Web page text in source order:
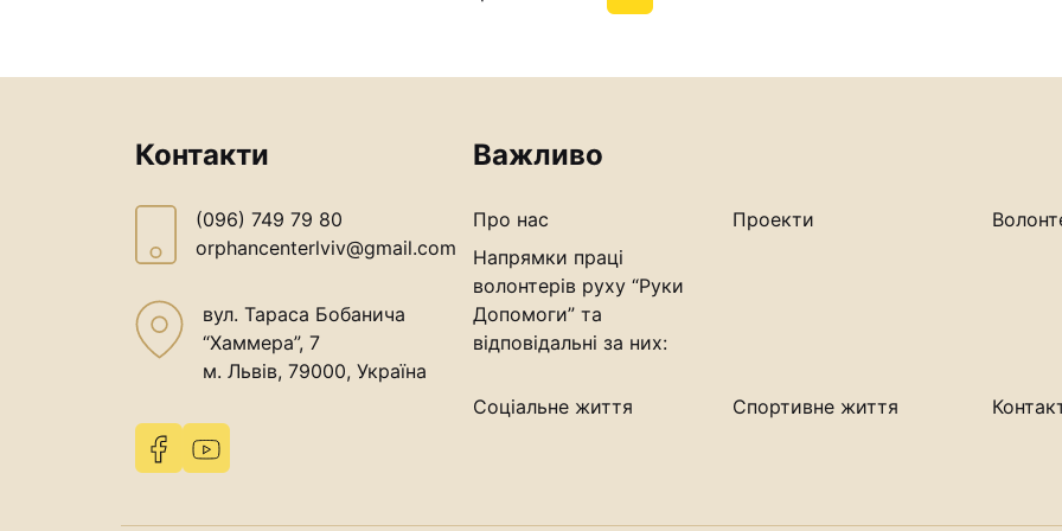
Контакти
(096) 749 79 80
orphancenterlviv@gmail.com
вул. Тараса Бобанича
“Хаммера”, 7
м. Львів, 79000, Україна
Важливо
Про нас
Напрямки праці
волонтерів руху “Руки
Допомоги” та
відповідальні за них:
Проекти
Соціальне життя Спортивне життя